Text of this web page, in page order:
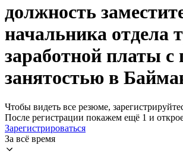
должность
начальника отдела
заработной платы с
занятостью в
Чтобы видеть все резюме,
После регистрации покажем ещё 1 и
Зарегистрироваться
За всё время